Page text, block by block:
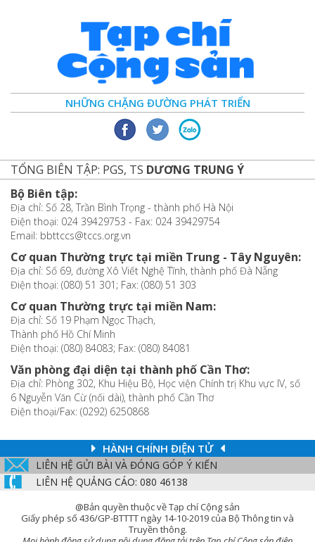
NHỮNG CHẶNG ĐƯỜNG PHÁT TRIỂN
TỔNG BIÊN TẬP: PGS, TS DƯƠNG TRUNG Ý
Bộ Biên tập:
Địa chỉ: Số 28, Trần Bình Trọng - thành phố Hà Nội
Điện thoại: 024 39429753 - Fax: 024 39429754
Email: bbttccs@tccs.org.vn
Cơ quan Thường trực tại miền Trung - Tây Nguyên:
Địa chỉ: Số 69, đường Xô Viết Nghệ Tĩnh, thành phố Đà Nẵng
Điện thoại: (080) 51 301; Fax: (080) 51 303
Cơ quan Thường trực tại miền Nam:
Địa chỉ: Số 19 Phạm Ngọc Thạch,
Thành phố Hồ Chí Minh
Điện thoại: (080) 84083; Fax: (080) 84081
Văn phòng đại diện tại thành phố Cần Thơ:
Địa chỉ: Phòng 302, Khu Hiệu Bộ, Học viện Chính trị Khu vực IV, số
6 Nguyễn Văn Cừ (nối dài), thành phố Cần Thơ
Điện thoại/Fax: (0292) 6250868
HÀNH CHÍNH ĐIỆN TỬ
LIÊN HỆ GỬI BÀI VÀ ĐÓNG GÓP Ý KIẾN
LIÊN HỆ QUẢNG CÁO: 080 46138
@Bản quyền thuộc về Tạp chí Cộng sản
Giấy phép số 436/GP-BTTTT ngày 14-10-2019 của Bộ Thông tin và
Truyền thông.